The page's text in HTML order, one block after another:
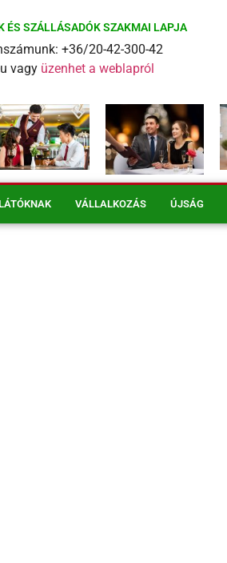
ÉS SZÁLLÁSADÓK SZAKMAI LAPJA
+36/20-42-300-42
vagy üzenhet a weblapról
VÁLLALKOZÁS ÚJSÁG